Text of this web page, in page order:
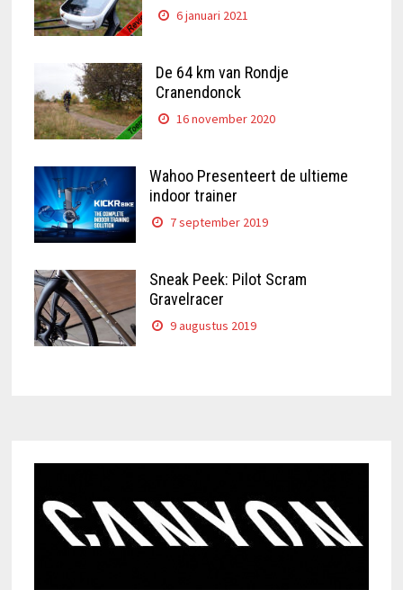
6 januari 2021
De 64 km van Rondje
Cranendonck
16 november 2020
Wahoo Presenteert de ultieme
indoor trainer
7 september 2019
Sneak Peek: Pilot Scram
Gravelracer
9 augustus 2019